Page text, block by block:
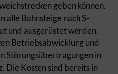
geben können.
alle Bahnsteige nach S-
und ausgerüstet werden.
Betriebsabwicklung und
Störungsübertragungen in
Die Kosten sind bereits in